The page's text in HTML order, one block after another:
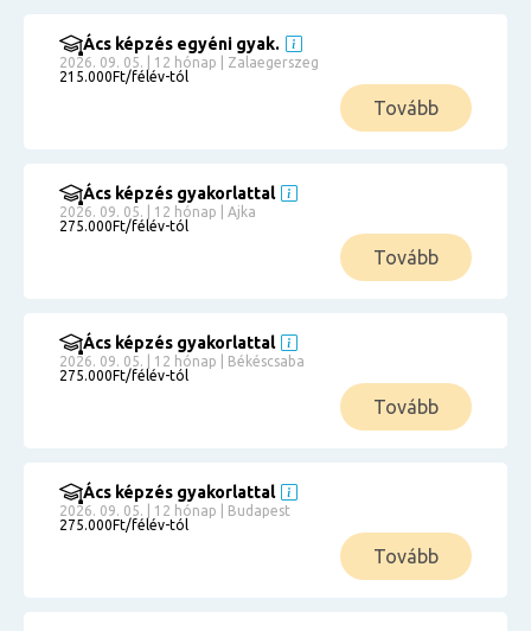
Ács képzés egyéni gyak.
2026. 09. 05. | 12 hónap | Zalaegerszeg
215.000Ft/félév-tól
Tovább
Ács képzés gyakorlattal
2026. 09. 05. | 12 hónap | Ajka
275.000Ft/félév-tól
Tovább
Ács képzés gyakorlattal
2026. 09. 05. | 12 hónap | Békéscsaba
275.000Ft/félév-tól
Tovább
Ács képzés gyakorlattal
2026. 09. 05. | 12 hónap | Budapest
275.000Ft/félév-tól
Tovább